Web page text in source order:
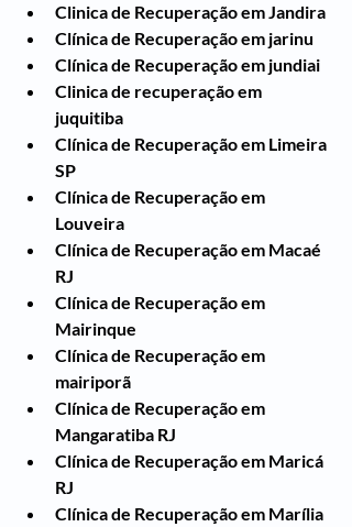
Clinica de Recuperação em Jandira
Clínica de Recuperação em jarinu
Clínica de Recuperação em jundiai
Clinica de recuperação em
juquitiba
Clínica de Recuperação em Limeira
SP
Clínica de Recuperação em
Louveira
Clínica de Recuperação em Macaé
RJ
Clínica de Recuperação em
Mairinque
Clínica de Recuperação em
mairiporã
Clínica de Recuperação em
Mangaratiba RJ
Clínica de Recuperação em Maricá
RJ
Clínica de Recuperação em Marília